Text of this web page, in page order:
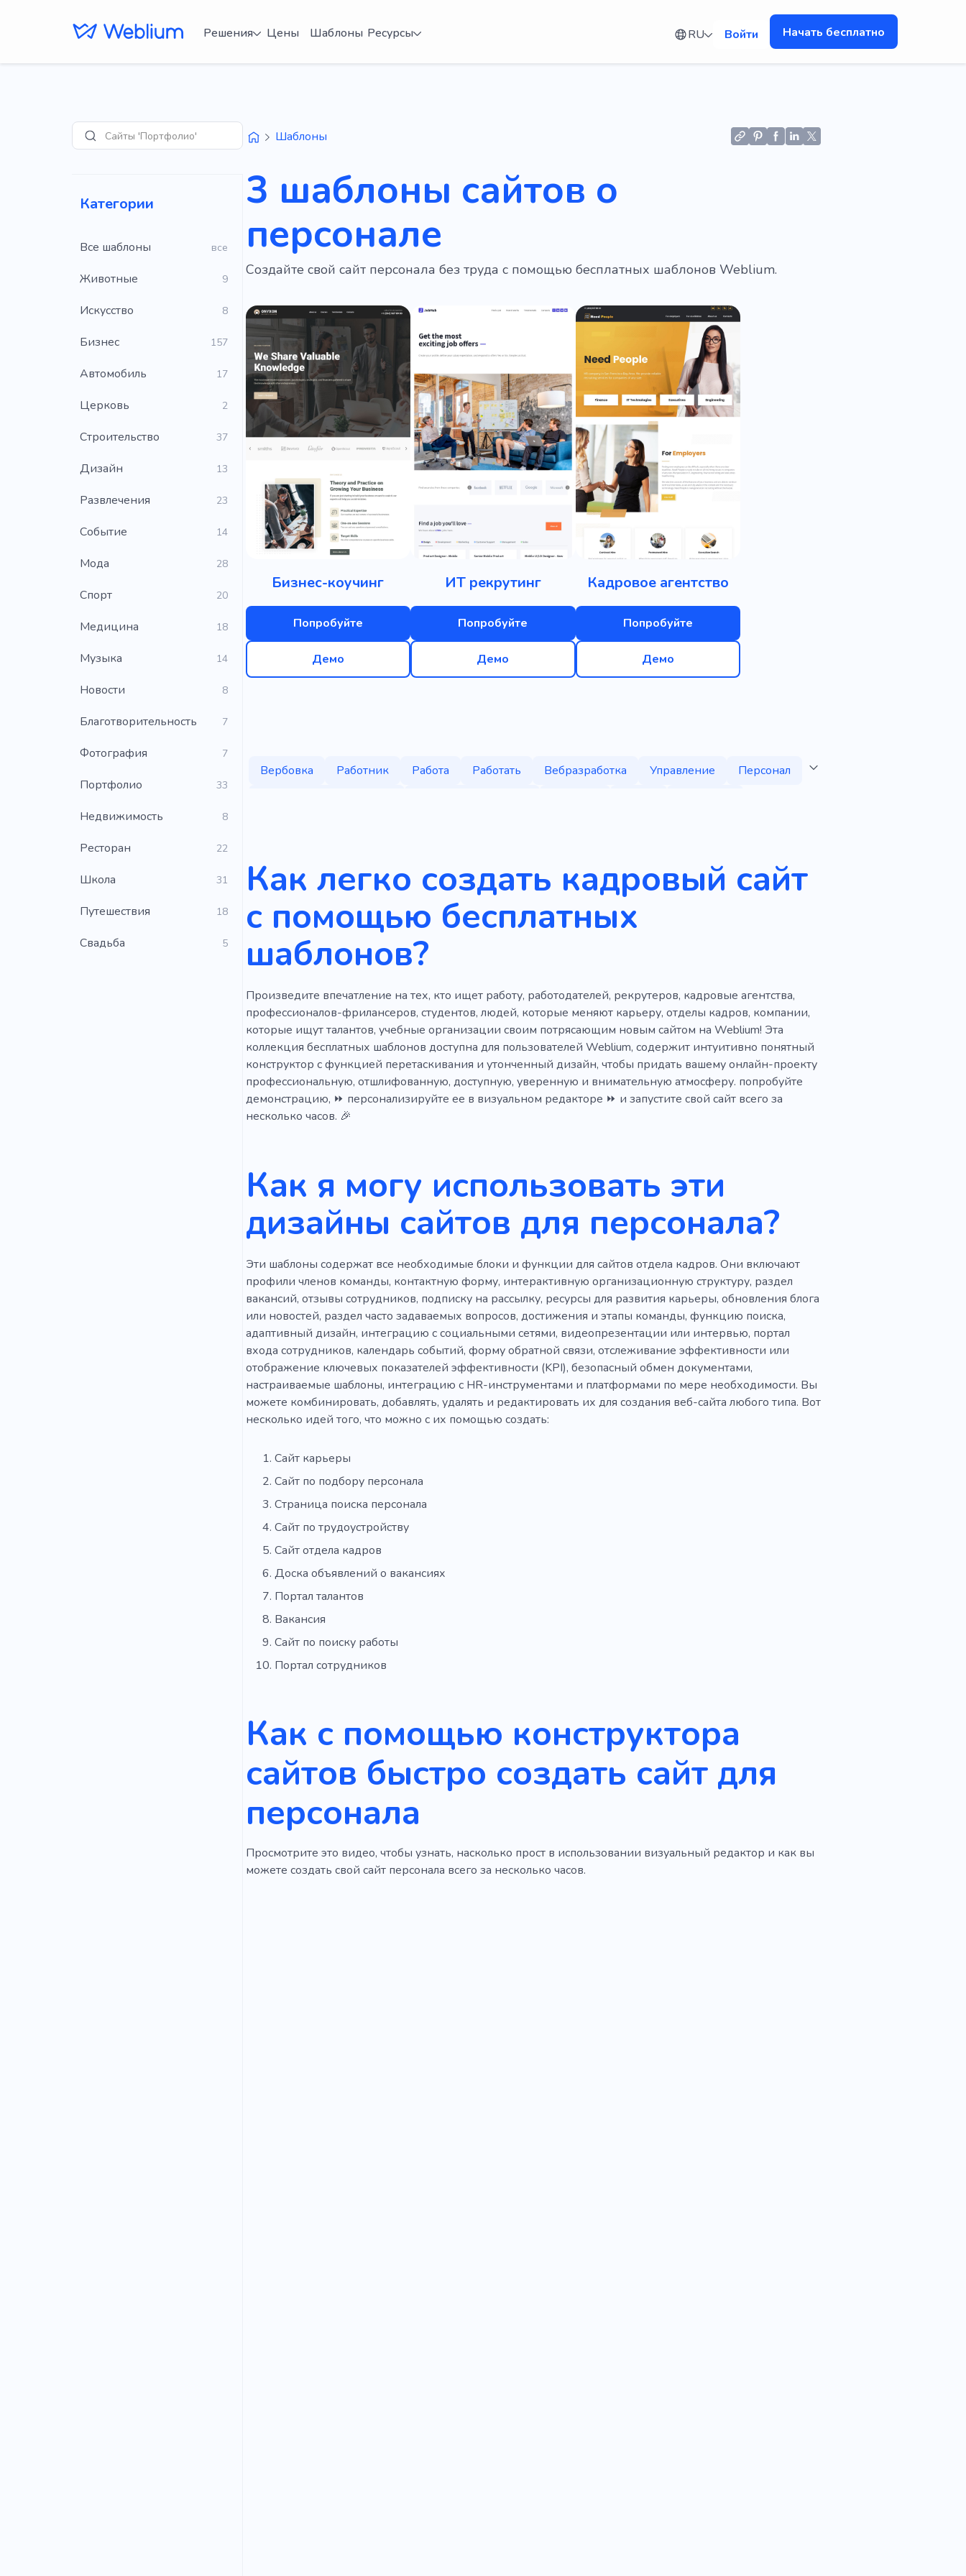
Решения Цены Шаблоны Ресурсы RU Войти Начать бесплатно
ПоискСайты 'Портфолио'
Категории
Все шаблоны все
Животные 9
Искусство 8
Бизнес 157
Автомобиль 17
Церковь 2
Строительство 37
Дизайн 13
Развлечения 23
Событие 14
Мода 28
Cпорт 20
Медицина 18
Музыка 14
Новости 8
Благотворительность 7
Фотография 7
Портфолио 33
Недвижимость 8
Ресторан 22
Школа 31
Путешествия 18
Свадьба 5
Шаблоны
3 шаблоны сайтов о
персонале
Создайте свой сайт персонала без труда с помощью бесплатных шаблонов Weblium.
Бизнес-коучинг
Попробуйте
Демо
ИТ рекрутинг
Попробуйте
Демо
Кадровое агентство
Попробуйте
Демо
Вербовка Работник Работа Работать Вебразработка Управление
Персонал
Как легко создать кадровый сайт
с помощью бесплатных
шаблонов?
Произведите впечатление на тех, кто ищет работу, работодателей, рекрутеров, кадровые агентства,
профессионалов-фрилансеров, студентов, людей, которые меняют карьеру, отделы кадров, компании,
которые ищут талантов, учебные организации своим потрясающим новым сайтом на Weblium! Эта
коллекция бесплатных шаблонов доступна для пользователей Weblium, содержит интуитивно понятный
конструктор с функцией перетаскивания и утонченный дизайн, чтобы придать вашему онлайн-проекту
профессиональную, отшлифованную, доступную, уверенную и внимательную атмосферу. попробуйте
демонстрацию, ⏩ персонализируйте ее в визуальном редакторе ⏩ и запустите свой сайт всего за
несколько часов. 🎉
Как я могу использовать эти
дизайны сайтов для персонала?
Эти шаблоны содержат все необходимые блоки и функции для сайтов отдела кадров. Они включают
профили членов команды, контактную форму, интерактивную организационную структуру, раздел
вакансий, отзывы сотрудников, подписку на рассылку, ресурсы для развития карьеры, обновления блога
или новостей, раздел часто задаваемых вопросов, достижения и этапы команды, функцию поиска,
адаптивный дизайн, интеграцию с социальными сетями, видеопрезентации или интервью, портал
входа сотрудников, календарь событий, форму обратной связи, отслеживание эффективности или
отображение ключевых показателей эффективности (KPI), безопасный обмен документами,
настраиваемые шаблоны, интеграцию с HR-инструментами и платформами по мере необходимости. Вы
можете комбинировать, добавлять, удалять и редактировать их для создания веб-сайта любого типа. Вот
несколько идей того, что можно с их помощью создать:
Сайт карьеры
Сайт по подбору персонала
Страница поиска персонала
Сайт по трудоустройству
Сайт отдела кадров
Доска объявлений о вакансиях
Портал талантов
Вакансия
Сайт по поиску работы
Портал сотрудников
Как с помощью конструктора
сайтов быстро создать сайт для
персонала
Просмотрите это видео, чтобы узнать, насколько прост в использовании визуальный редактор и как вы
можете создать свой сайт персонала всего за несколько часов.